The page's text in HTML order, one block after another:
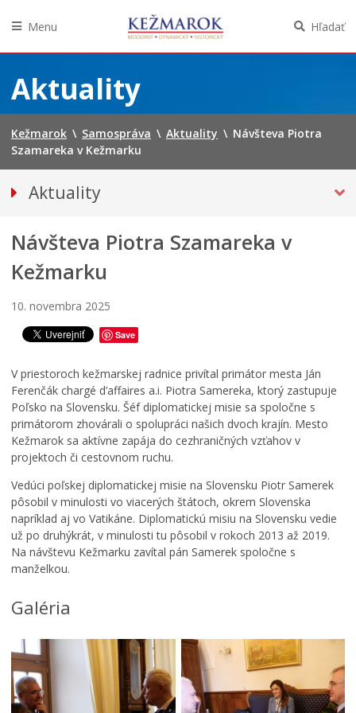
obsah
Menu Hľadať
Aktuality
Kežmarok \ Samospráva \ Aktuality \ Návšteva Piotra
Szamareka v Kežmarku
Aktuality
Spravodajstvo
Kultúra
Bezpečnosť
Životné prostredie
Cirkev
Šport
Návšteva Piotra Szamareka v
Kežmarku
10. novembra 2025
Save
V priestoroch kežmarskej radnice privítal primátor mesta Ján
Ferenčák chargé d’affaires a.i. Piotra Samereka, ktorý zastupuje
Poľsko na Slovensku. Šéf diplomatickej misie sa spoločne s
primátorom zhovárali o spolupráci našich dvoch krajín. Mesto
Kežmarok sa aktívne zapája do cezhraničných vzťahov v
projektoch či cestovnom ruchu.
Vedúci poľskej diplomatickej misie na Slovensku Piotr Samerek
pôsobil v minulosti vo viacerých štátoch, okrem Slovenska
napríklad aj vo Vatikáne. Diplomatickú misiu na Slovensku vedie
už po druhýkrát, v minulosti tu pôsobil v rokoch 2013 až 2019.
Na návštevu Kežmarku zavítal pán Samerek spoločne s
manželkou.
Galéria
P
r
c
d
z
k
č
a
s
m
:
K
o
s
t
o
l
N
a
s
v
e
š
e
j
T
r
Č
o
s
v
e
n
u
j
k
o
l
c
i
s
u
ž
í
v
a
j
ú
p
r
á
z
d
n
y
p
r
i
e
s